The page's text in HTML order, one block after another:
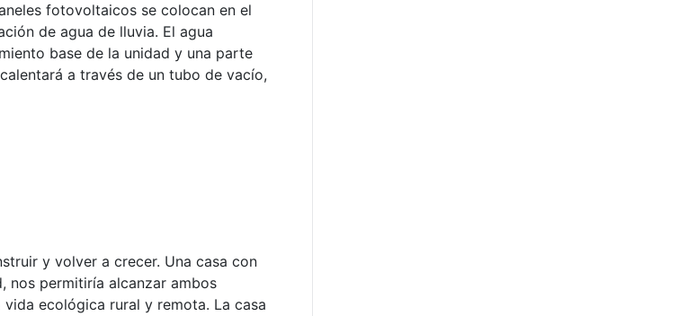
fotovoltaicos se colocan en el
de agua de lluvia. El agua
base de la unidad y una parte
a través de un tubo de vacío,
y volver a crecer. Una casa con
nos permitiría alcanzar ambos
ecológica rural y remota. La casa